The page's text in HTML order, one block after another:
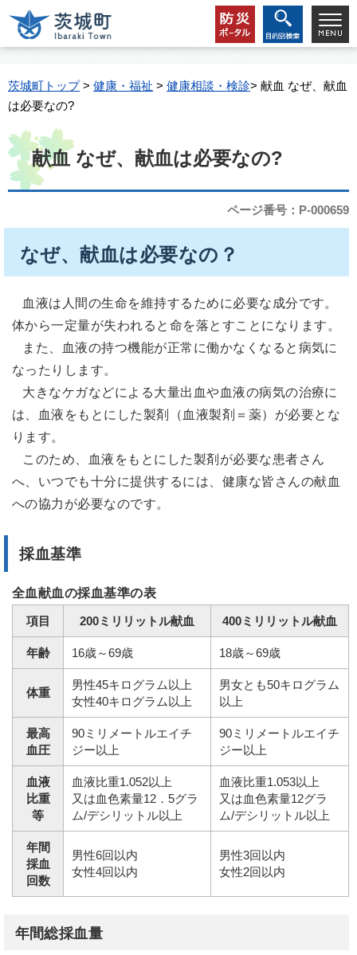
茨城町トップ> 健康・福祉 > 健康相談・検診> 献血 なぜ、献血
は必要なの?
献血 なぜ、献血は必要なの?
ページ番号：P-000659
なぜ、献血は必要なの？
血液は人間の生命を維持するために必要な成分です。
体から一定量が失われると命を落とすことになります。
また、血液の持つ機能が正常に働かなくなると病気に
なったりします。
大きなケガなどによる大量出血や血液の病気の治療に
は、血液をもとにした製剤（血液製剤＝薬）が必要とな
ります。
このため、血液をもとにした製剤が必要な患者さん
へ、いつでも十分に提供するには、健康な皆さんの献血
への協力が必要なのです。
採血基準
全血献血の採血基準の表
項目 200ミリリットル献血 400ミリリットル献血
年齢 16歳～69歳 18歳～69歳
体重
男性45キログラム以上
女性40キログラム以上
男女とも50キログラム
以上
最高
血圧
90ミリメートルエイチ
ジー以上
90ミリメートルエイチ
ジー以上
血液
比重
等
血液比重1.052以上
又は血色素量12．5グラ
ム/デシリットル以上
血液比重1.053以上
又は血色素量12グラ
ム/デシリットル以上
年間
採血
回数
男性6回以内
女性4回以内
男性3回以内
女性2回以内
年間総採血量